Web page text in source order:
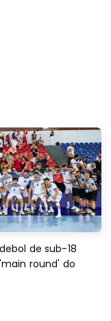
de sub-18
round' do